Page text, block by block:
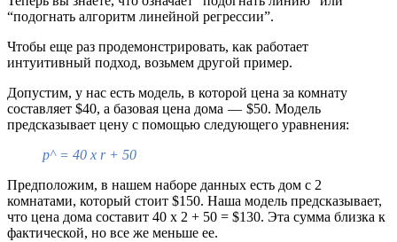
“подогнать алгоритм линейной регрессии”.
Чтобы еще раз продемонстрировать, как работает
интуитивный подход, возьмем другой пример.
Допустим, у нас есть модель, в которой цена за комнату
составляет $40, а базовая цена дома — $50. Модель
предсказывает цену с помощью следующего уравнения:
p^ = 40 х r + 50
Предположим, в нашем наборе данных есть дом с 2
комнатами, который стоит $150. Наша модель предсказывает,
что цена дома составит 40 х 2 + 50 = $130. Эта сумма близка к
фактической, но все же меньше ее.